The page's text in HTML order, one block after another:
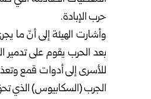
حرب الإبادة.
وأشارت الهيئة إلى أنّ ما
بعد الحرب يقوم على تدمير
للأسرى إلى أدوات قمع
الجرب (السكابيوس) الذي